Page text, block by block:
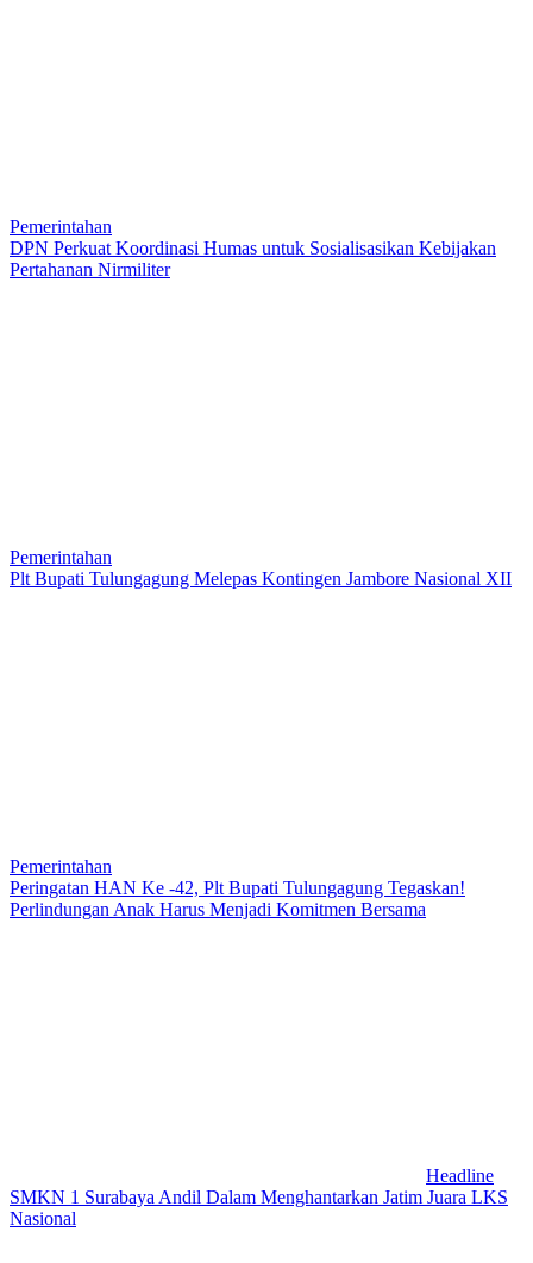
Pemerintahan
DPN Perkuat Koordinasi Humas untuk Sosialisasikan Kebijakan
Pertahanan Nirmiliter
Pemerintahan
Plt Bupati Tulungagung Melepas Kontingen Jambore Nasional XII
Pemerintahan
Peringatan HAN Ke -42, Plt Bupati Tulungagung Tegaskan!
Perlindungan Anak Harus Menjadi Komitmen Bersama
Headline
SMKN 1 Surabaya Andil Dalam Menghantarkan Jatim Juara LKS
Nasional